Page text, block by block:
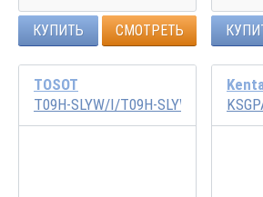
КУПИТЬ СМОТРЕТЬ
TOSOT
T09H-SLYW/I/T09H-SLYW/O